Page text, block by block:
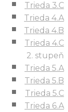
Trieda 3.C
Trieda 4.A
Trieda 4.B
Trieda 4.C
2. stupeň
Trieda 5.A
Trieda 5.B
Trieda 5.C
Trieda 6.A